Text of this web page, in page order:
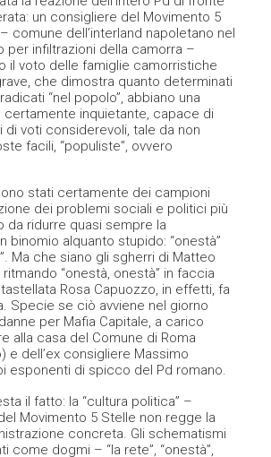
un consigliere del Movimento 5
comune dell’interland napoletano nel
per infiltrazioni della camorra –
il voto delle famiglie camorristiche
che dimostra quanto determinati
“nel popolo”, abbiano una
certamente inquietante, capace di
voti considerevoli, tale da non
facili, “populiste”, ovvero
stati certamente dei campioni
dei problemi sociali e politici più
da ridurre quasi sempre la
binomio alquanto stupido: “onestà”
Ma che siano gli sgherri di Matteo
“onestà, onestà” in faccia
Rosa Capuozzo, in effetti, fa
Specie se ciò avviene nel giorno
per Mafia Capitale, a carico
alla casa del Comune di Roma
e dell’ex consigliere Massimo
esponenti di spicco del Pd romano.
il fatto: la “cultura politica” –
Movimento 5 Stelle non regge la
concreta. Gli schematismi
come dogmi – “la rete”, “onestà”,